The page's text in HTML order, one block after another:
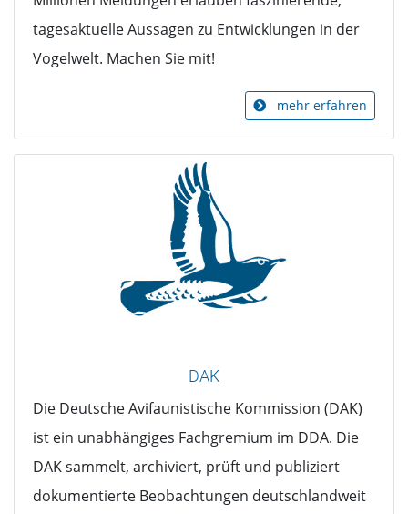
tagesaktuelle Aussagen zu Entwicklungen in der
Vogelwelt. Machen Sie mit!
mehr erfahren
DAK
Die Deutsche Avifaunistische Kommission (DAK)
ist ein unabhängiges Fachgremium im DDA. Die
DAK sammelt, archiviert, prüft und publiziert
dokumentierte Beobachtungen deutschlandweit